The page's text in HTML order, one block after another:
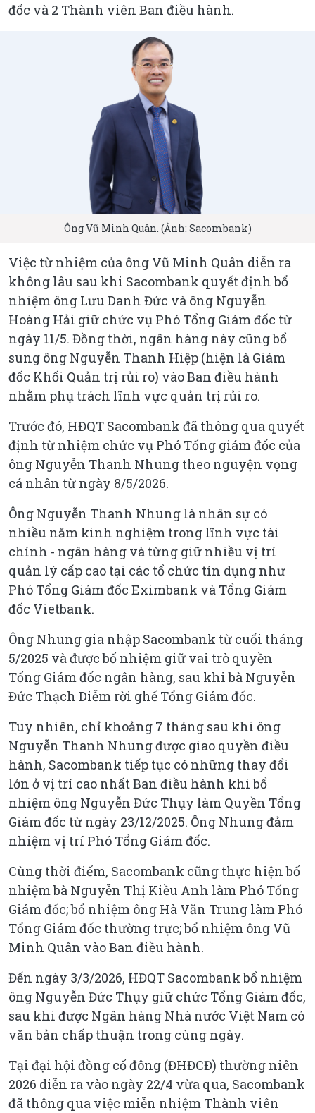
đốc và 2 Thành viên Ban điều hành.
Ông Vũ Minh Quân. (Ảnh: Sacombank)
Việc từ nhiệm của ông Vũ Minh Quân diễn ra
không lâu sau khi Sacombank quyết định bổ
nhiệm ông Lưu Danh Đức và ông Nguyễn
Hoàng Hải giữ chức vụ Phó Tổng Giám đốc từ
ngày 11/5. Đồng thời, ngân hàng này cũng bổ
sung ông Nguyễn Thanh Hiệp (hiện là Giám
đốc Khối Quản trị rủi ro) vào Ban điều hành
nhằm phụ trách lĩnh vực quản trị rủi ro.
Trước đó, HĐQT Sacombank đã thông qua quyết
định từ nhiệm chức vụ Phó Tổng giám đốc của
ông Nguyễn Thanh Nhung theo nguyện vọng
cá nhân từ ngày 8/5/2026.
Ông Nguyễn Thanh Nhung là nhân sự có
nhiều năm kinh nghiệm trong lĩnh vực tài
chính - ngân hàng và từng giữ nhiều vị trí
quản lý cấp cao tại các tổ chức tín dụng như
Phó Tổng Giám đốc Eximbank và Tổng Giám
đốc Vietbank.
Ông Nhung gia nhập Sacombank từ cuối tháng
5/2025 và được bổ nhiệm giữ vai trò quyền
Tổng Giám đốc ngân hàng, sau khi bà Nguyễn
Đức Thạch Diễm rời ghế Tổng Giám đốc.
Tuy nhiên, chỉ khoảng 7 tháng sau khi ông
Nguyễn Thanh Nhung được giao quyền điều
hành, Sacombank tiếp tục có những thay đổi
lớn ở vị trí cao nhất Ban điều hành khi bổ
nhiệm ông Nguyễn Đức Thụy làm Quyền Tổng
Giám đốc từ ngày 23/12/2025. Ông Nhung đảm
nhiệm vị trí Phó Tổng Giám đốc.
Cùng thời điểm, Sacombank cũng thực hiện bổ
nhiệm bà Nguyễn Thị Kiều Anh làm Phó Tổng
Giám đốc; bổ nhiệm ông Hà Văn Trung làm Phó
Tổng Giám đốc thường trực; bổ nhiệm ông Vũ
Minh Quân vào Ban điều hành.
Đến ngày 3/3/2026, HĐQT Sacombank bổ nhiệm
ông Nguyễn Đức Thụy giữ chức Tổng Giám đốc,
sau khi được Ngân hàng Nhà nước Việt Nam có
văn bản chấp thuận trong cùng ngày.
Tại đại hội đồng cổ đông (ĐHĐCĐ) thường niên
2026 diễn ra vào ngày 22/4 vừa qua, Sacombank
đã thông qua việc miễn nhiệm Thành viên